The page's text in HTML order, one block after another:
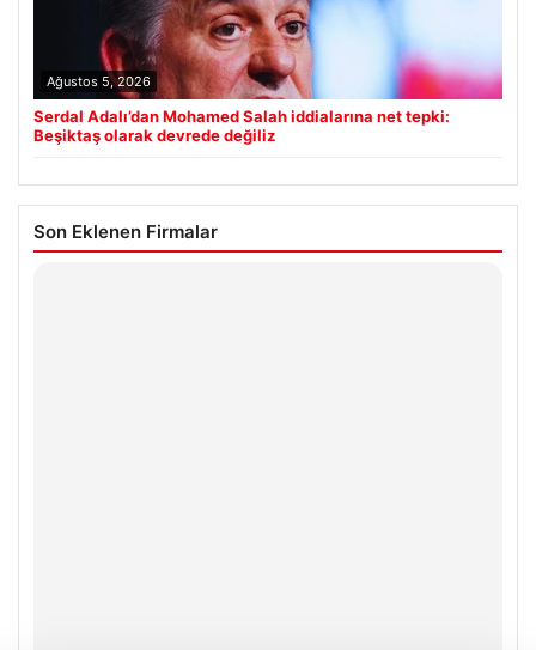
Ağustos 5, 2026
Serdal Adalı’dan Mohamed Salah iddialarına net tepki:
Beşiktaş olarak devrede değiliz
Son Eklenen Firmalar